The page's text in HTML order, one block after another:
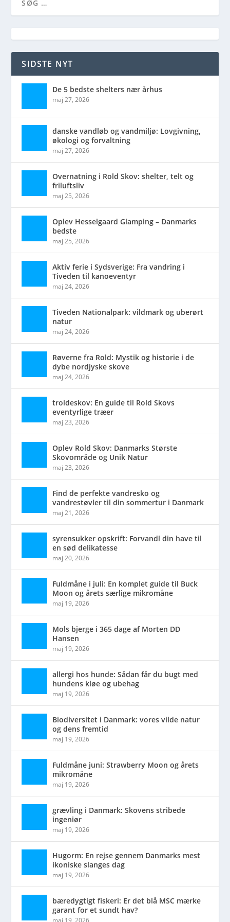
SIDSTE NYT
De 5 bedste shelters nær århus
maj 27, 2026
danske vandløb og vandmiljø: Lovgivning,
økologi og forvaltning
maj 27, 2026
Overnatning i Rold Skov: shelter, telt og
friluftsliv
maj 25, 2026
Oplev Hesselgaard Glamping – Danmarks
bedste
maj 25, 2026
Aktiv ferie i Sydsverige: Fra vandring i
Tiveden til kanoeventyr
maj 24, 2026
Tiveden Nationalpark: vildmark og uberørt
natur
maj 24, 2026
Røverne fra Rold: Mystik og historie i de
dybe nordjyske skove
maj 24, 2026
troldeskov: En guide til Rold Skovs
eventyrlige træer
maj 23, 2026
Oplev Rold Skov: Danmarks Største
Skovområde og Unik Natur
maj 23, 2026
Find de perfekte vandresko og
vandrestøvler til din sommertur i Danmark
maj 21, 2026
syrensukker opskrift: Forvandl din have til
en sød delikatesse
maj 20, 2026
Fuldmåne i juli: En komplet guide til Buck
Moon og årets særlige mikromåne
maj 19, 2026
Mols bjerge i 365 dage af Morten DD
Hansen
maj 19, 2026
allergi hos hunde: Sådan får du bugt med
hundens kløe og ubehag
maj 19, 2026
Biodiversitet i Danmark: vores vilde natur
og dens fremtid
maj 19, 2026
Fuldmåne juni: Strawberry Moon og årets
mikromåne
maj 19, 2026
grævling i Danmark: Skovens stribede
ingeniør
maj 19, 2026
Hugorm: En rejse gennem Danmarks mest
ikoniske slanges dag
maj 19, 2026
bæredygtigt fiskeri: Er det blå MSC mærke
garant for et sundt hav?
maj 19, 2026